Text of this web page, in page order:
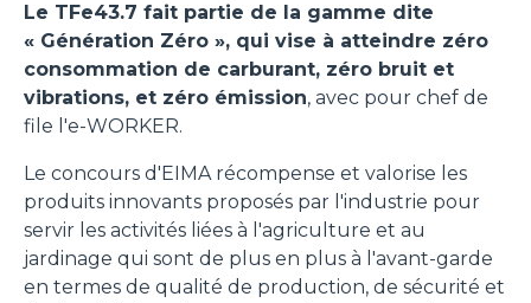
Le TFe43.7 fait partie de la gamme dite
« Génération Zéro », qui vise à atteindre zéro
consommation de carburant, zéro bruit et
vibrations, et zéro émission, avec pour chef de
file l'e-WORKER.
Le concours d'EIMA récompense et valorise les
produits innovants proposés par l'industrie pour
servir les activités liées à l'agriculture et au
jardinage qui sont de plus en plus à l'avant-garde
en termes de qualité de production, de sécurité et